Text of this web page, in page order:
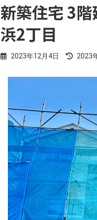
新築住宅 3
浜2丁目
2023年12月4日
最
終
新
2023